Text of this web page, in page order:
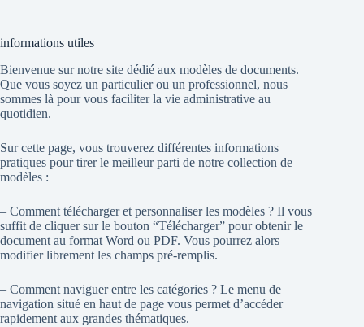
informations utiles
Bienvenue sur notre site dédié aux modèles de documents.
Que vous soyez un particulier ou un professionnel, nous
sommes là pour vous faciliter la vie administrative au
quotidien.
Sur cette page, vous trouverez différentes informations
pratiques pour tirer le meilleur parti de notre collection de
modèles :
– Comment télécharger et personnaliser les modèles ? Il vous
suffit de cliquer sur le bouton “Télécharger” pour obtenir le
document au format Word ou PDF. Vous pourrez alors
modifier librement les champs pré-remplis.
– Comment naviguer entre les catégories ? Le menu de
navigation situé en haut de page vous permet d’accéder
rapidement aux grandes thématiques.